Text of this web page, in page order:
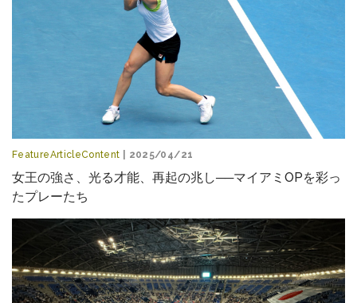
FeatureArticleContent | 2025/04/21
女王の強さ、光る才能、再起の兆し──マイアミOPを彩っ
たプレーたち